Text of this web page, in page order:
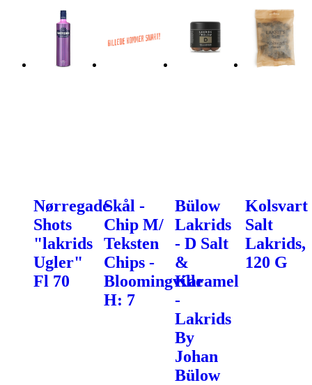
Nørregade
Shots
"lakrids
Ugler"
Fl 70
Skål -
Chip M/
Teksten
Chips -
Bloomingville
H: 7
Bülow
Lakrids
- D Salt
&
Karamel
-
Lakrids
By
Johan
Bülow
Kolsvart
Salt
Lakrids,
120 G